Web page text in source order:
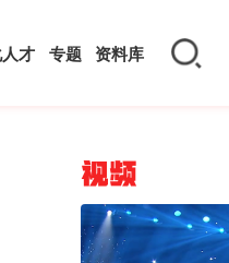
才 专题 资料库
视频